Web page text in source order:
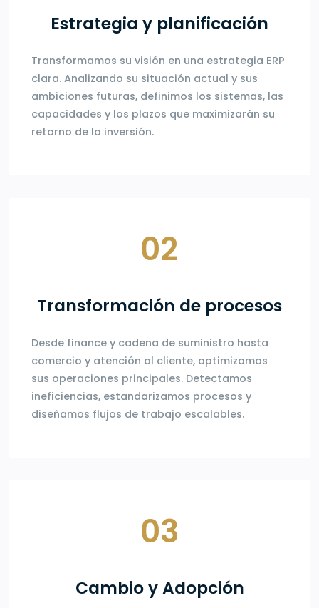
Estrategia y planificación
Transformamos su visión en una estrategia ERP
clara. Analizando su situación actual y sus
ambiciones futuras, definimos los sistemas, las
capacidades y los plazos que maximizarán su
retorno de la inversión.
02
Transformación de procesos
Desde finance y cadena de suministro hasta
comercio y atención al cliente, optimizamos
sus operaciones principales. Detectamos
ineficiencias, estandarizamos procesos y
diseñamos flujos de trabajo escalables.
03
Cambio y Adopción